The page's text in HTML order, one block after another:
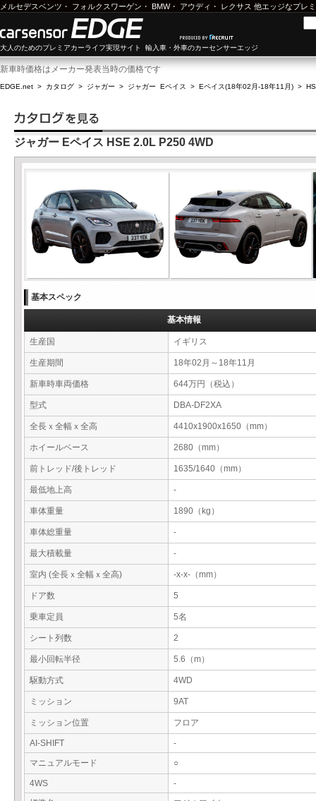
メルセデスベンツ ・ フォルクスワーゲン ・ BMW・ アウディ ・ レクサス 他エッジなプレ
大人のためのプレミアカーライフ実現サイト 輸入車・外車のカーセンサーエッジ
新車時価格はメーカー発表当時の価格です
EDGE.net > カタログ > ジャガー > ジャガー Eペイス > Eペイス(18年02月-18年11月) >
ジャガー Eペイス HSE 2.0L P250 4WD
基本スペック
基本情報
生産国 イギリス
生産期間 18年02月～18年11月
新車時車両価格 644万円（税込）
型式 DBA-DF2XA
全長ｘ全幅ｘ全高 4410x1900x1650（mm）
ホイールベース 2680（mm）
前トレッド/後トレッド 1635/1640（mm）
最低地上高 -
車体重量 1890（kg）
車体総重量 -
最大積載量 -
室内 (全長ｘ全幅ｘ全高) -x-x-（mm）
ドア数 5
乗車定員 5名
シート列数 2
最小回転半径 5.6（m）
駆動方式 4WD
ミッション 9AT
ミッション位置 フロア
AI-SHIFT
-
マニュアルモード
○
4WS
-